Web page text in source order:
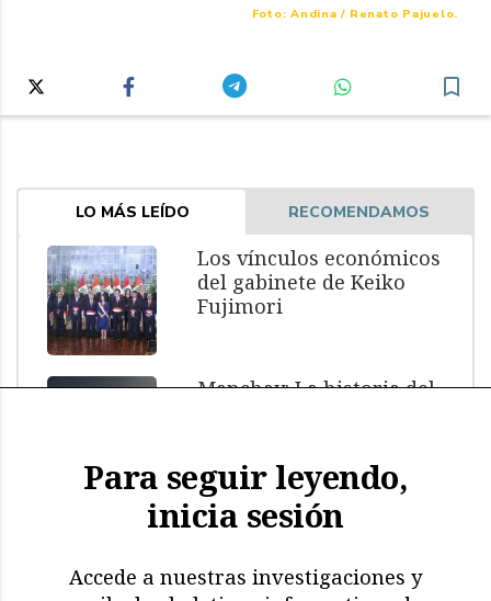
Foto: Andina / Renato Pajuelo.
LO MÁS LEÍDO RECOMENDAMOS
Los vínculos económicos
del gabinete de Keiko
Fujimori
Manchay: La historia del
El impacto de El Niño: más
mamíferos marinos
muertos
Para seguir leyendo,
inicia sesión
Accede a nuestras investigaciones y